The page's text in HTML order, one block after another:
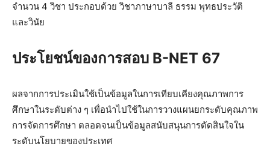
จำนวน 4 วิชา ประกอบด้วย วิชาภาษาบาลี ธรรม พุทธประวัติ
และวินัย
ประโยชน์ของการสอบ B-NET 67
ผลจากการประเมินใช้เป็นข้อมูลในการเทียบเคียงคุณภาพการ
ศึกษาในระดับต่าง ๆ เพื่อนำไปใช้ในการวางแผนยกระดับคุณภาพ
การจัดการศึกษา ตลอดจนเป็นข้อมูลสนับสนุนการตัดสินใจใน
ระดับนโยบายของประเทศ